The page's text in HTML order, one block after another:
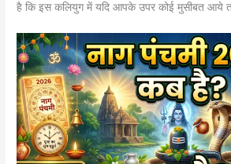
है कि इस कलियुग में यदि आपके उपर कोई मुसीबत आये